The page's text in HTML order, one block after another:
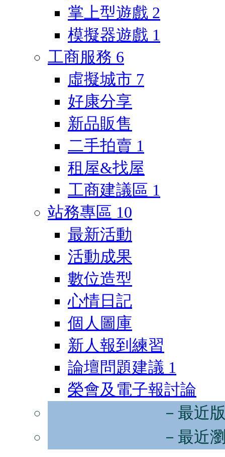
掌上型遊戲 2
模擬器遊戲 1
工商服務 6
虛擬城市 7
好康分享
新品販售
二手拍賣 1
租屋&找屋
工商建議區 1
站務專區 10
最新活動
活動成果
數位造型
心情日記
個人圖庫
新人報到練習
論壇問題建議 1
榮會及電子報討論
－最近
－最近